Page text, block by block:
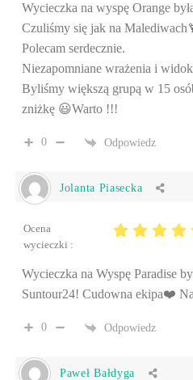
Wycieczka na wyspę Orange
Czuliśmy się jak na
Polecam serdecznie.
Niezapomniane wrażenia i
Byliśmy większą grupą w 15
zniżkę 😃Warto !!!
0 Odpowiedz
Jolanta Piasecka
Ocena
wycieczki :
Wycieczka na Wyspę Paradise
Suntour24! Cudowna ekipa❤️
0 Odpowiedz
Paweł Bałdyga